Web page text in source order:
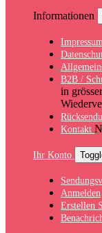
Informationen
Impressum
B2B /
in
Kontakt
Ihr Konto
Anmelden
Erstellen